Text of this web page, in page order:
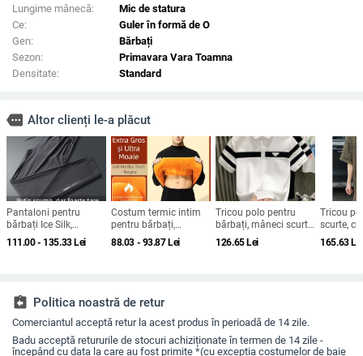
Lungime mânecă:
Mic de statura
Ce:
Guler în formă de O
Gen:
Bărbați
Sezon:
Primavara Vara Toamna
Densitate:
Standard
more Altor clienți le-a plăcut
Pantaloni pentru
bărbați Ice Silk,
respirați, uscare
rapidă, cu buzunar pe
111.00 - 135.33Lei
Costum termic intim
pentru bărbați,
îngroșat, catifea
germană, încălzire,
pantaloni de toamnă
88.03 - 93.87Lei
Tricou polo pentru
bărbați, mâneci scurte,
croială lejeră, poliester,
culoare uni
126.65Lei
Tricou
scurte,
panouri
stil colaj,
165.63Lei
assignment_return Politica noastră de retur
Comerciantul acceptă retur la acest produs în perioadă de 14 zile.
Badu acceptă retururile de stocuri achiziționate în termen de 14 zile -
începând cu data la care au fost primite *(cu excepția costumelor de baie